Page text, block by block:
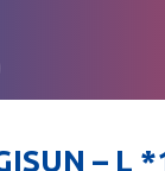
– L